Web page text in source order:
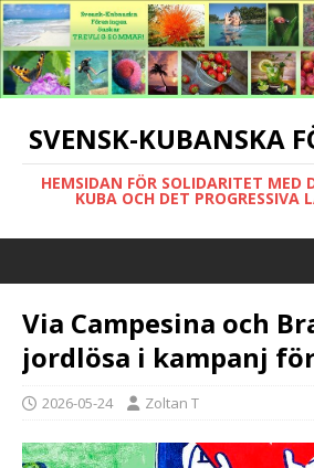
SVENSK-KUBANSKA
HEMSIDAN FÖR SOLIDARITET MED
KUBA OCH DET PROGRESSIVA
Via Campesina och
jordlösa i kampanj
2026-05-24 Zoltan T